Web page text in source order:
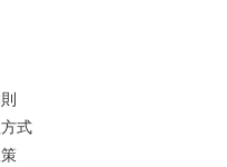
式